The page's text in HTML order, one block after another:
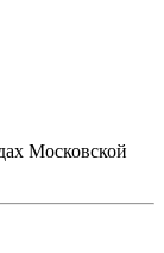
Московской